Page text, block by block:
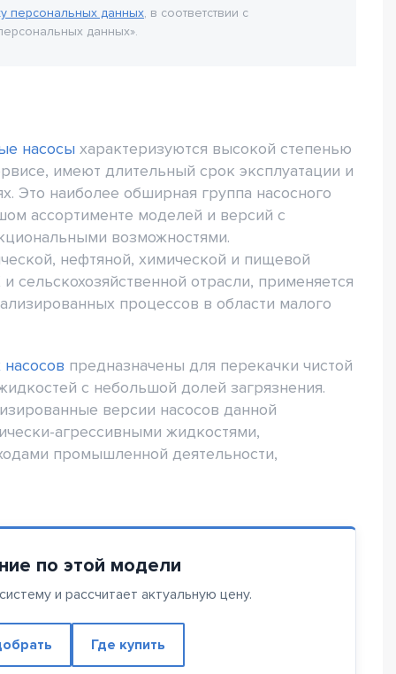
персональных данных, в соответствии с
данных».
насосы характеризуются высокой степенью
имеют длительный срок эксплуатации и
Это наиболее обширная группа насосного
ассортименте моделей и версий с
возможностями.
нефтяной, химической и пищевой
отрасли, применяется
процессов в области малого
предназначены для перекачки чистой
с небольшой долей загрязнения.
версии насосов данной
агрессивными жидкостями,
промышленной деятельности,
по этой модели
и рассчитает актуальную цену.
Где купить